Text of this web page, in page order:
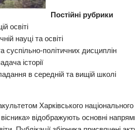
Постійні рубрики
освіті
науці та освіті
суспільно-політичних дисциплін
історії
в середній та вищій школі
Харківського
відображують основні